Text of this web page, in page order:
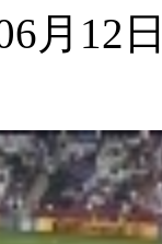
月12